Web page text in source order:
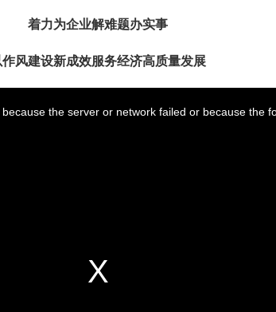
着力为企业解难题办实事
作风建设新成效服务经济高质量发展